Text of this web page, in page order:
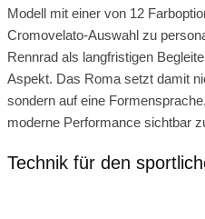
Modell mit einer von 12
Cromovelato-Auswahl zu
Rennrad als langfristigen
Aspekt. Das Roma setzt damit
sondern auf eine
moderne Performance sichtbar
Technik für den